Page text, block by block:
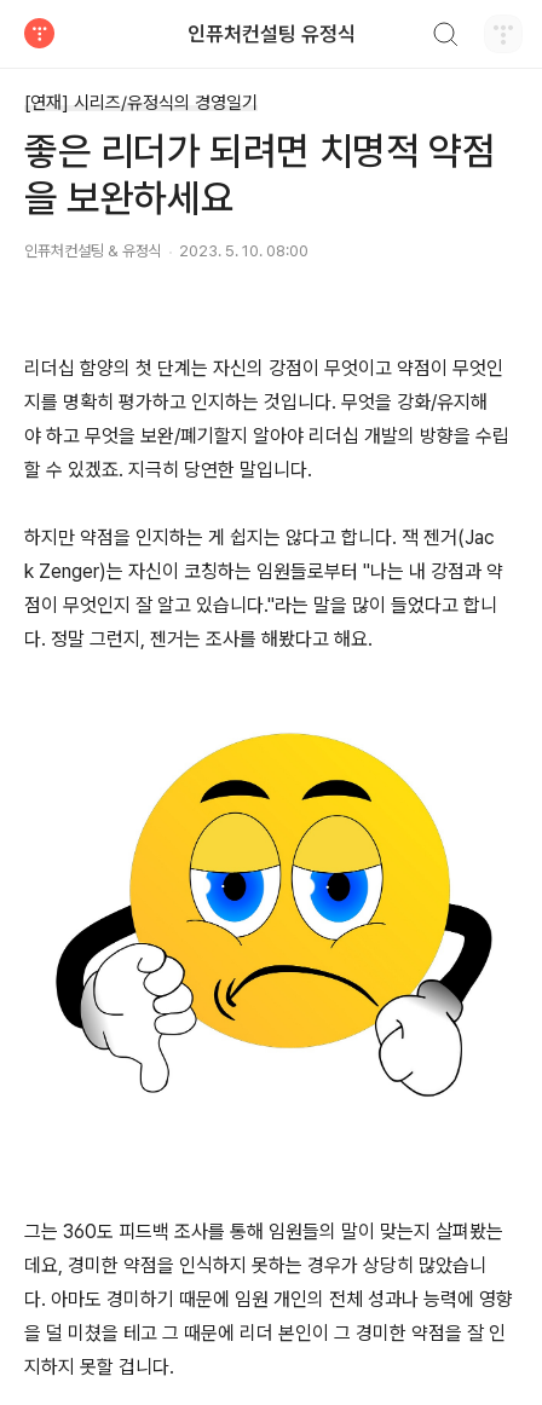
인퓨처컨설팅 유정식
[연재] 시리즈/유정식의 경영일기
좋은 리더가 되려면 치명적 약점
을 보완하세요
인퓨처컨설팅 & 유정식 2023. 5. 10. 08:00
리더십 함양의 첫 단계는 자신의 강점이 무엇이고 약점이 무엇인
지를 명확히 평가하고 인지하는 것입니다. 무엇을 강화/유지해
야 하고 무엇을 보완/폐기할지 알아야 리더십 개발의 방향을 수립
할 수 있겠죠. 지극히 당연한 말입니다.
하지만 약점을 인지하는 게 쉽지는 않다고 합니다. 잭 젠거(Jac
k Zenger)는 자신이 코칭하는 임원들로부터 "나는 내 강점과 약
점이 무엇인지 잘 알고 있습니다."라는 말을 많이 들었다고 합니
다. 정말 그런지, 젠거는 조사를 해봤다고 해요.
그는 360도 피드백 조사를 통해 임원들의 말이 맞는지 살펴봤는
데요, 경미한 약점을 인식하지 못하는 경우가 상당히 많았습니
다. 아마도 경미하기 때문에 임원 개인의 전체 성과나 능력에 영향
을 덜 미쳤을 테고 그 때문에 리더 본인이 그 경미한 약점을 잘 인
지하지 못할 겁니다.